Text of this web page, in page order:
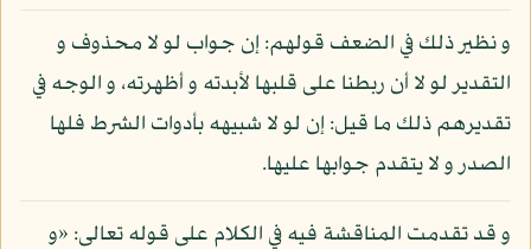
و نظير ذلك في الضعف قولهم: إن جواب لو لا محذوف و
التقدير لو لا أن ربطنا على قلبها لأبدته و أظهرته، و الوجه في
تقديرهم ذلك ما قيل: إن لو لا شبيهه بأدوات الشرط فلها
الصدر و لا يتقدم جوابها عليها.
و قد تقدمت المناقشة فيه في الكلام على قوله تعالى: «و